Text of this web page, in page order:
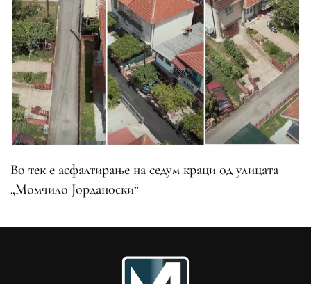
Во тек е асфалтирање на седум краци од улицата
„Момчило Јорданоски“